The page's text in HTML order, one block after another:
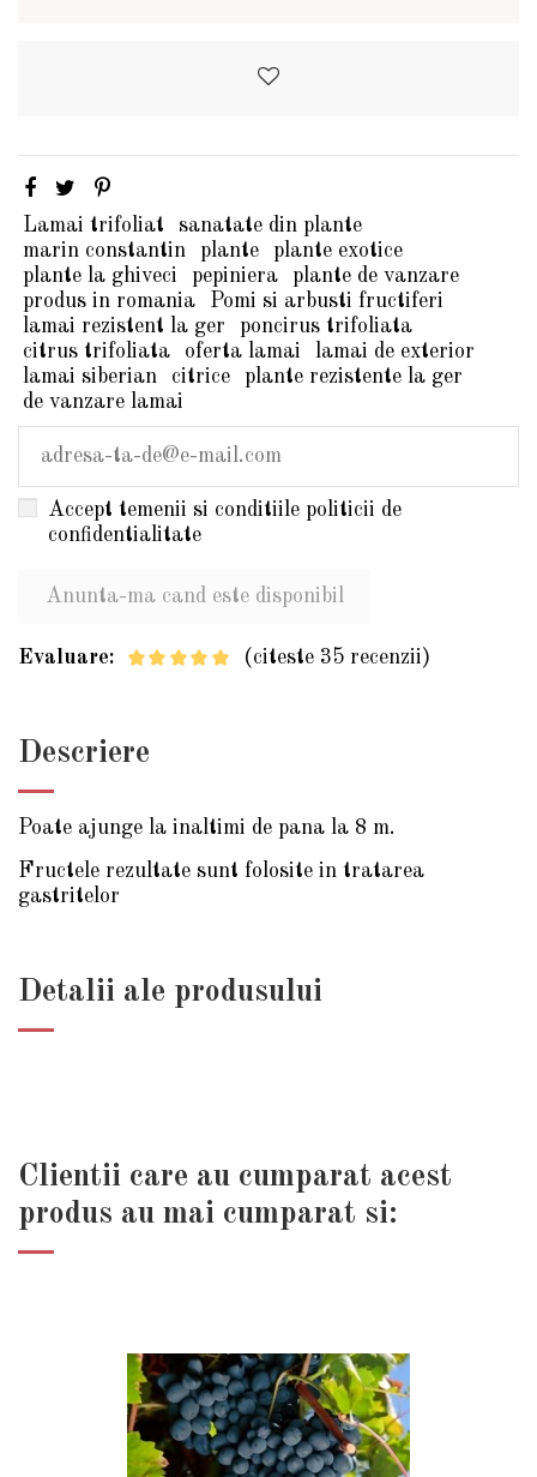
Lamai trifoliat
sanatate din plante
marin constantin
plante
plante exotice
plante la ghiveci
pepiniera
plante de vanzare
produs in romania
Pomi si arbusti fructiferi
lamai rezistent la ger
poncirus trifoliata
citrus trifoliata
oferta lamai
lamai de exterior
lamai siberian
citrice
plante rezistente la ger
de vanzare lamai
Accept temenii si conditiile politicii de
confidentialitate
Evaluare: (citeste 35 recenzii)
Descriere
Poate ajunge la inaltimi de pana la 8 m.
Fructele rezultate sunt folosite in tratarea
gastritelor
Detalii ale produsului
Clientii care au cumparat acest
produs au mai cumparat si: